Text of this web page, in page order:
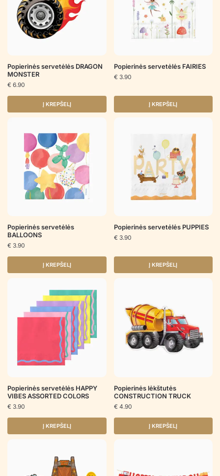
Popierinės servetėlės DRAGON
MONSTER
€ 6.90
Į KREPŠELĮ
Popierinės servetėlės FAIRIES
€ 3.90
Į KREPŠELĮ
Popierinės servetėlės
BALLOONS
€ 3.90
Į KREPŠELĮ
Popierinės servetėlės PUPPIES
€ 3.90
Į KREPŠELĮ
Popierinės servetėlės HAPPY
VIBES ASSORTED COLORS
€ 3.90
Į KREPŠELĮ
Popierinės lėkštutės
CONSTRUCTION TRUCK
€ 4.90
Į KREPŠELĮ